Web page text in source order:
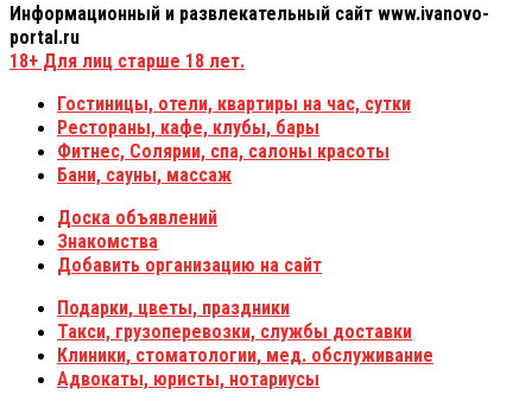
Информационный и развлекательный сайт www.ivanovo-
portal.ru
18+ Для лиц старше 18 лет.
Гостиницы, отели, квартиры на час, сутки
Рестораны, кафе, клубы, бары
Фитнес, Солярии, спа, салоны красоты
Бани, сауны, массаж
Доска объявлений
Знакомства
Добавить организацию на сайт
Подарки, цветы, праздники
Такси, грузоперевозки, службы доставки
Клиники, стоматологии, мед. обслуживание
Адвокаты, юристы, нотариусы